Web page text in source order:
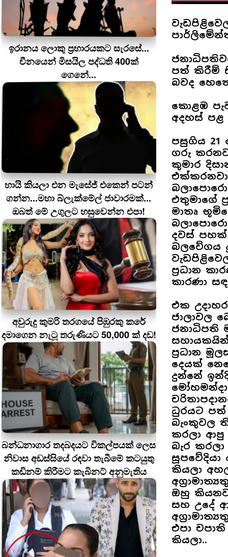
ඉරානය ලොකු ප‍්‍රහාරයකට සැරසේ...
චීනයෙන් මිසයිල පද්ධති 400ක්
ගෙනේ...
හායි කියලා එන මැසේජ් එකෙන් පටන්
ගන්න...මහා බ්ලැක්මේල් ජාවාරමක්...
ඔබත් මේ උගුලට හසුවෙන්න එපා!
අවුරුදු කුමරි තරගයේ පිඹුරකු කරේ
දමාගෙන නැටූ තරුණියට 50,000 ක් දඩ!
බන්ධනාගාර තදබදයට විකල්පයක් ලෙස
නිවාස අඩස්සියේ රඳවා තැබීමේ කටයුතු
කඩිනම් කිරීමට කැබිනට් අනුමැතිය
පත් කිරීම්
බවද
කොළඹ
අදහස් පළ
පසුගිය 21
ගරු
කුමාර
එතුමාගේ
මාතෘ
දවස්
බලවේගය
ප්‍රධාන
කාරණා
එක
ජාලාවල
ජනාධිපති
ප්‍රධාන
දෙයක්
දුන්නේ
මෝහමන්දා
ධුරයට
බැංකුවල
කරලා ආපු
බැර
කියලා
ඔහු
සහ උදේ
එපා
කියලා..